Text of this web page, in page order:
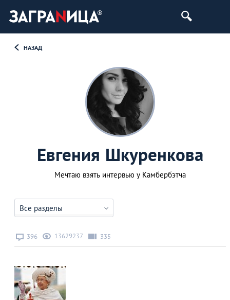
НАЗАД
Евгения Шкуренкова
Мечтаю взять интервью у Камбербэтча
Все разделы
396 13629237 335